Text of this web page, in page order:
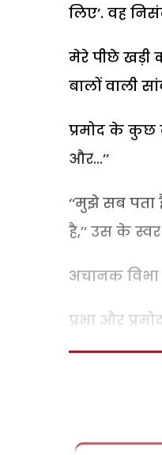
लिए’. वह
मेरे पीछे खड़ी
बालों वाली
प्रमोद के कुछ
और...’’
‘‘मुझे सब
है,’’ उस के
अचानक विभा
प्रभा और